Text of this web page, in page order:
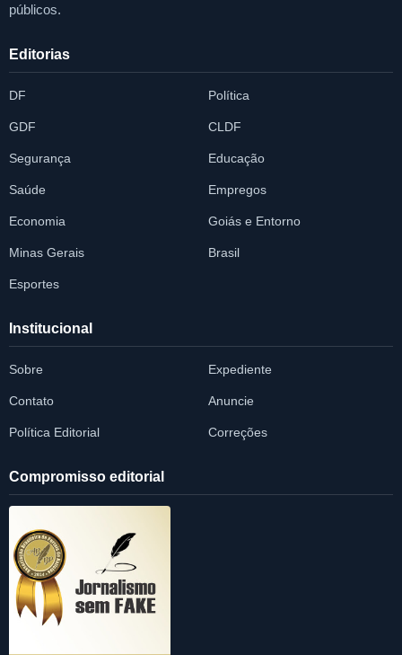
públicos.
Editorias
DF Política
GDF CLDF
Segurança Educação
Saúde Empregos
Economia Goiás e Entorno
Minas Gerais Brasil
Esportes
Institucional
Sobre Expediente
Contato Anuncie
Política Editorial Correções
Compromisso editorial